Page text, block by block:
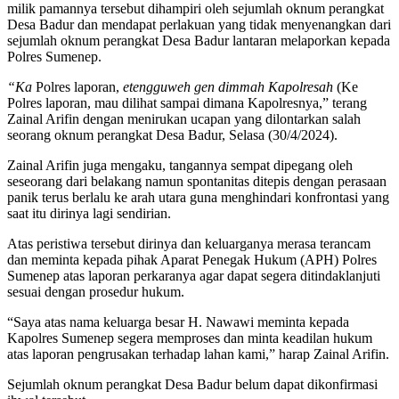
milik pamannya tersebut dihampiri oleh sejumlah oknum perangkat
Desa Badur dan mendapat perlakuan yang tidak menyenangkan dari
sejumlah oknum perangkat Desa Badur lantaran melaporkan kepada
Polres Sumenep.
“Ka Polres laporan, etengguweh gen dimmah Kapolresah (Ke
Polres laporan, mau dilihat sampai dimana Kapolresnya,” terang
Zainal Arifin dengan menirukan ucapan yang dilontarkan salah
seorang oknum perangkat Desa Badur, Selasa (30/4/2024).
Zainal Arifin juga mengaku, tangannya sempat dipegang oleh
seseorang dari belakang namun spontanitas ditepis dengan perasaan
panik terus berlalu ke arah utara guna menghindari konfrontasi yang
saat itu dirinya lagi sendirian.
Atas peristiwa tersebut dirinya dan keluarganya merasa terancam
dan meminta kepada pihak Aparat Penegak Hukum (APH) Polres
Sumenep atas laporan perkaranya agar dapat segera ditindaklanjuti
sesuai dengan prosedur hukum.
“Saya atas nama keluarga besar H. Nawawi meminta kepada
Kapolres Sumenep segera memproses dan minta keadilan hukum
atas laporan pengrusakan terhadap lahan kami,” harap Zainal Arifin.
Sejumlah oknum perangkat Desa Badur belum dapat dikonfirmasi